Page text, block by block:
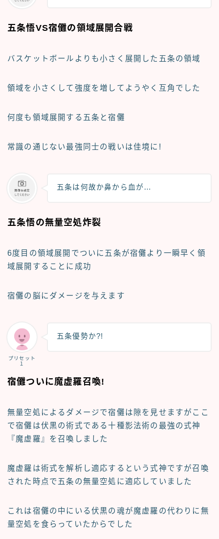
五条悟VS宿儺の領域展開合戦
バスケットボールよりも小さく展開した五条の領域
領域を小さくして強度を増してようやく互角でした
何度も領域展開する五条と宿儺
常識の通じない最強同士の戦いは佳境に!
五条は何故か鼻から血が…
五条悟の無量空処炸裂
6度目の領域展開でついに五条が宿儺より一瞬早く領
域展開することに成功
宿儺の脳にダメージを与えます
プリセット
１
五条優勢か?!
宿儺ついに魔虚羅召喚!
無量空処によるダメージで宿儺は隙を見せますがここ
で宿儺は伏黒の術式である十種影法術の最強の式神
『魔虚羅』を召喚しました
魔虚羅は術式を解析し適応するという式神ですが召喚
された時点で五条の無量空処に適応していました
これは宿儺の中にいる伏黒の魂が魔虚羅の代わりに無
量空処を食らっていたからでした